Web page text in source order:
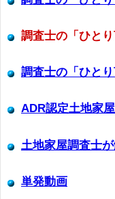
調査士の「ひと
調査士の「ひと
ADR認定土地家
土地家屋調査士
単発動画